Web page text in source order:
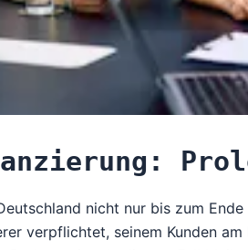
nicht nur bis zum
verpflichtet, seinem Kunden